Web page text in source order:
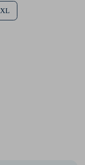
XL